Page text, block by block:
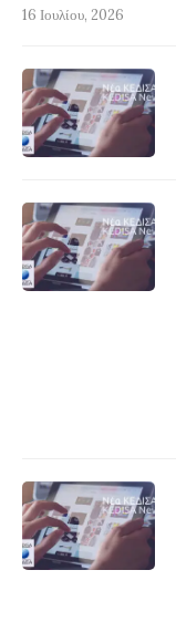
16 Ιουλίου, 2026